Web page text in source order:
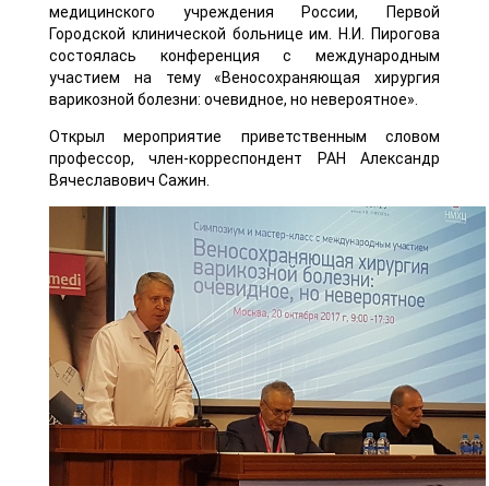
медицинского учреждения России, Первой
Городской клинической больнице им. Н.И. Пирогова
состоялась конференция с международным
участием на тему «Веносохраняющая хирургия
варикозной болезни: очевидное, но невероятное».
Открыл мероприятие приветственным словом
профессор, член-корреспондент РАН Александр
Вячеславович Сажин.